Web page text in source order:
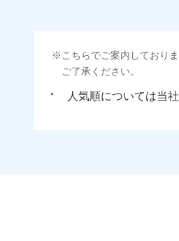
こちらでご案内しており
ご了承ください。
人気順については当社